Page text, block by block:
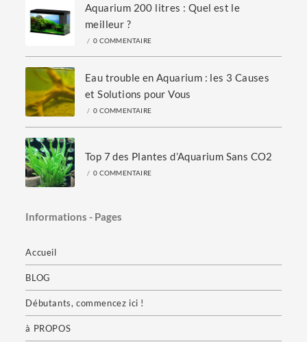
Aquarium 200 litres : Quel est le
meilleur ?
/ 0 COMMENTAIRE
Eau trouble en Aquarium : les 3 Causes
et Solutions pour Vous
/ 0 COMMENTAIRE
Top 7 des Plantes d’Aquarium Sans CO2
/ 0 COMMENTAIRE
Informations - Pages
Accueil
BLOG
Débutants, commencez ici !
à PROPOS